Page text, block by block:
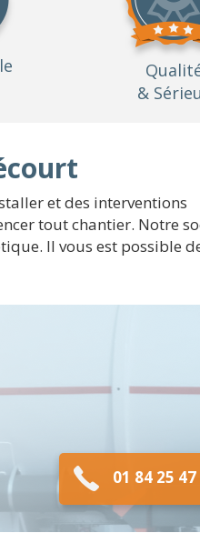
&
et des interventions
tout chantier. Notre
Il vous est possible
01 84 25